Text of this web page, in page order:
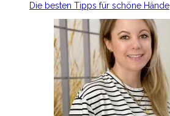
Die besten Tipps für schöne Hände